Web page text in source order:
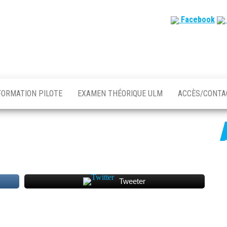
Facebook
PILOTE EXAMEN THÉORIQUE ULM ACCÈS/
Tweeter